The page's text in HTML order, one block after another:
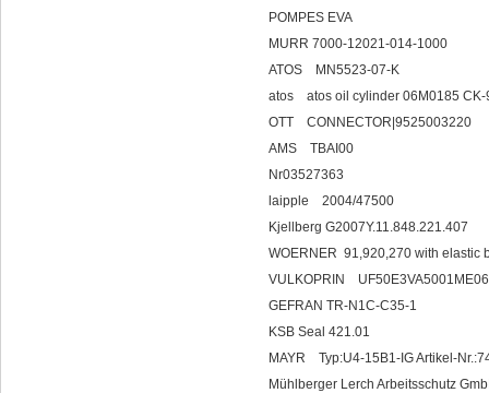
POMPES EVA
MURR 7000-12021-014-
ATOS MN5523-07-K
atos atos oil cylinder
OTT
AMS TBAI00
Nr03527363
laipple
Kjellberg G2007Y.11.848.221.407
WOERNER 91,920,270 with elastic
VULKOPRIN
GEFRAN TR-N1C-C35-1
KSB Seal 421.01
MAYR Typ:U4-15B1-IG Artikel-
Mühlberger Lerch Arbeitsschutz